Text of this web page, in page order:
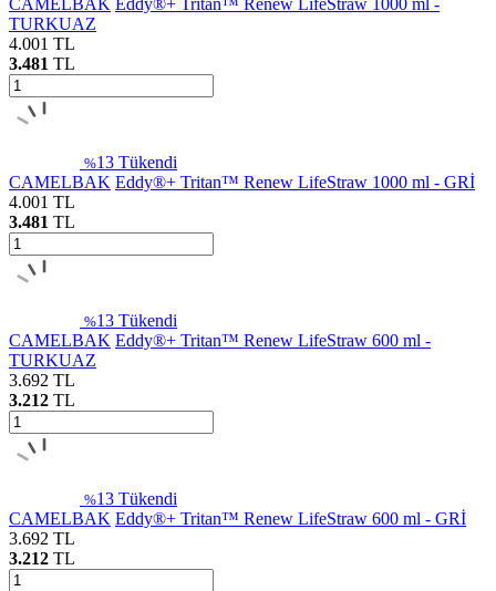
TURKUAZ
4.001 TL
3.481 TL
%13 Tükendi
CAMELBAK Eddy®+ Tritan™ Renew LifeStraw 1000 ml - GRİ
4.001 TL
3.481 TL
%13 Tükendi
CAMELBAK Eddy®+ Tritan™ Renew LifeStraw 600 ml -
TURKUAZ
3.692 TL
3.212 TL
%13 Tükendi
CAMELBAK Eddy®+ Tritan™ Renew LifeStraw 600 ml - GRİ
3.692 TL
3.212 TL